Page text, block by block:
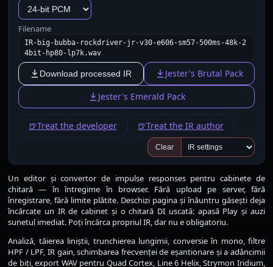
Filename
IR-big-bubba-rockdriver-jr-v30-e606-sm57-500ms-48k-2
4bit-hp80-lp7k.wav
Download processed IR
Jester's Brutal Pack
Jester's Emerald Pack
🍺Treat the developer 🍺Treat the IR author
Clear
Un editor și convertor de impulse responses pentru cabinete de
chitară — în întregime în browser. Fără upload pe server, fără
înregistrare, fără limite plătite. Deschizi pagina și înăuntru găsești deja
încărcate un IR de cabinet și o chitară DI uscată: apasă Play și auzi
sunetul imediat. Poți încărca propriul IR, dar nu e obligatoriu.
Analiză, tăierea liniștii, trunchierea lungimii, conversie în mono, filtre
HPF / LPF, IR gain, schimbarea frecvenței de eșantionare și a adâncimii
de biți, export WAV pentru Quad Cortex, Line 6 Helix, Strymon Iridium,